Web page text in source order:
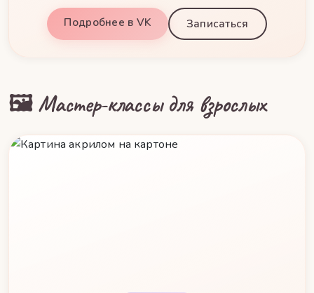
Подробнее в VK Записаться
🖼️ Мастер-классы для взрослых